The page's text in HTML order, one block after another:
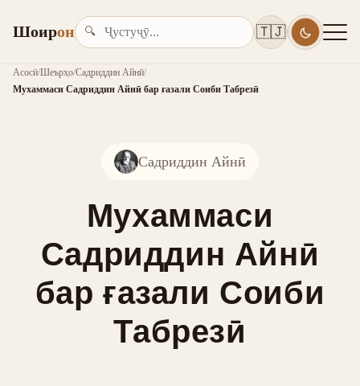
Шоирон 🔍 🇹🇯
Асосӣ/Шеърҳо/Садриддин Айнӣ/
Мухаммаси Садриддин Айнӣ бар ғазали Соиби Табрезӣ
Садриддин Айнӣ
Мухаммаси
Садриддин Айнӣ
бар ғазали Соиби
Табрезӣ